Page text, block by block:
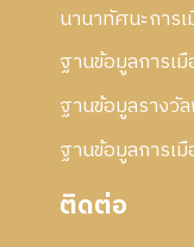
นานาทัศนะการเ
ฐานข้อมูลการเ
ฐานข้อมูลรางวั
ฐานข้อมูลการเ
ติดต่อ